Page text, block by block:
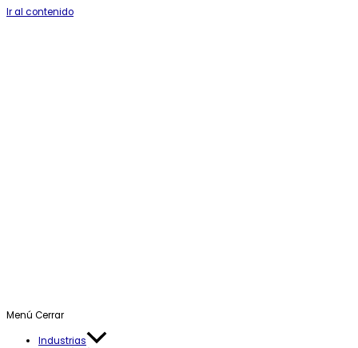
Ir al contenido
Menú Cerrar
Industrias